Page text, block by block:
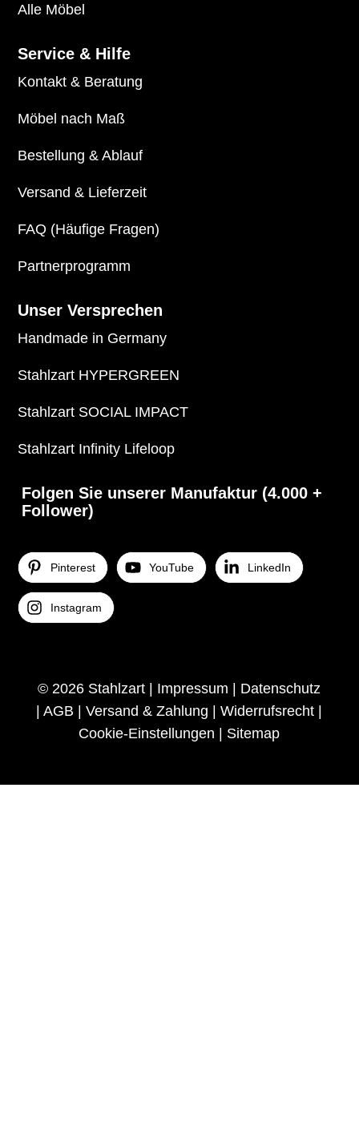
Alle Möbel
Service & Hilfe
Kontakt & Beratung
Möbel nach Maß
Bestellung & Ablauf
Versand & Lieferzeit
FAQ (Häufige Fragen)
Partnerprogramm
Unser Versprechen
Handmade in Germany
Stahlzart HYPERGREEN
Stahlzart SOCIAL IMPACT
Stahlzart Infinity Lifeloop
Folgen Sie unserer Manufaktur (4.000 +
Follower)
Pinterest YouTube LinkedIn
Instagram
© 2026 Stahlzart | Impressum | Datenschutz
|AGB |Versand & Zahlung |Widerrufsrecht |
Cookie-Einstellungen | Sitemap